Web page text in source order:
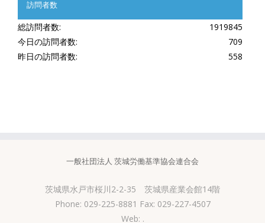
訪問者数
1919845
総訪問者数:
709
今日の訪問者数:
558
昨日の訪問者数:
一般社団法人 茨城労働基準協会連合会
茨城県水戸市桜川2-2-35 茨城県産業会館14階
Phone: 029-225-8881 Fax: 029-227-4507
Web: .